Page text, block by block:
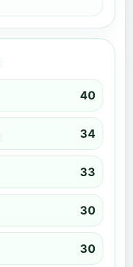
40
34
33
30
30